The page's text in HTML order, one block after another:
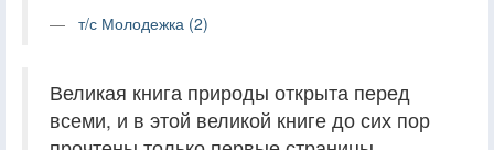
т/с Молодежка (2)
Великая книга природы открыта перед
всеми, и в этой великой книге до сих пор